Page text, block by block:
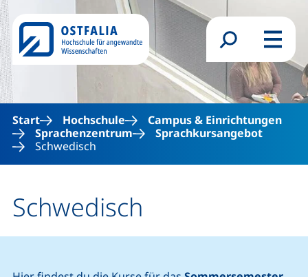
Direkt zum Inhalt
Suchformular
Menü
Start Hochschule
Campus & Einrichtungen
Sprachenzentrum
Sprachkursangebot
Schwedisch
Schwedisch